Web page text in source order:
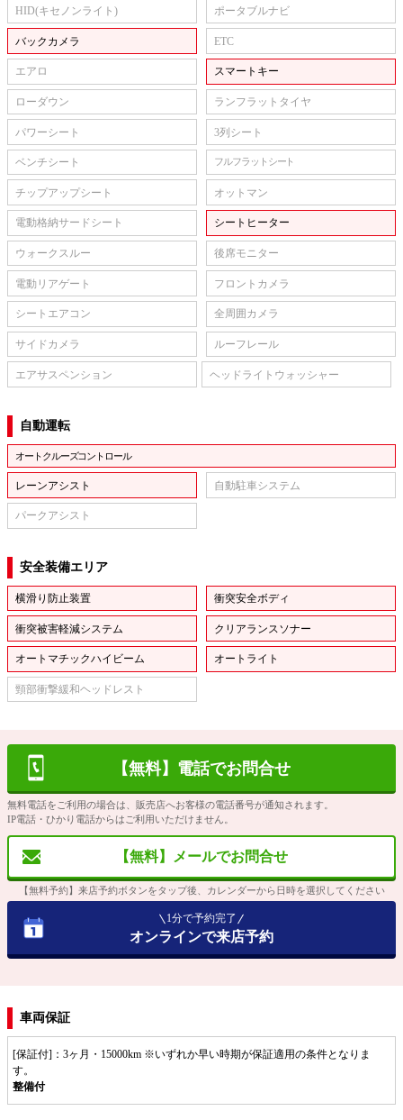
HID(キセノンライト) ポータブルナビ
バックカメラ ETC
エアロ スマートキー
ローダウン ランフラットタイヤ
パワーシート 3列シート
ベンチシート フルフラットシート
チップアップシート オットマン
電動格納サードシート シートヒーター
ウォークスルー 後席モニター
電動リアゲート フロントカメラ
シートエアコン 全周囲カメラ
サイドカメラ ルーフレール
エアサスペンション ヘッドライトウォッシャー
自動運転
オートクルーズコントロール
レーンアシスト 自動駐車システム
パークアシスト
安全装備エリア
横滑り防止装置 衝突安全ボディ
衝突被害軽減システム クリアランスソナー
オートマチックハイビーム オートライト
頸部衝撃緩和ヘッドレスト
【無料】電話でお問合せ
無料電話をご利用の場合は、販売店へお客様の電話番号が通知されます。
IP電話・ひかり電話からはご利用いただけません。
【無料】メールでお問合せ
【無料予約】来店予約ボタンをタップ後、カレンダーから日時を選択してください
1分で予約完了
オンラインで来店予約
車両保証
[保証付]：3ヶ月・15000km ※いずれか早い時期が保証適用の条件となりま
す。
整備付